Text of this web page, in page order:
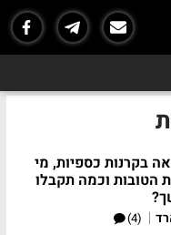
בקרנות כספיות, מי
הטובות וכמה תקבלו
|
(4)